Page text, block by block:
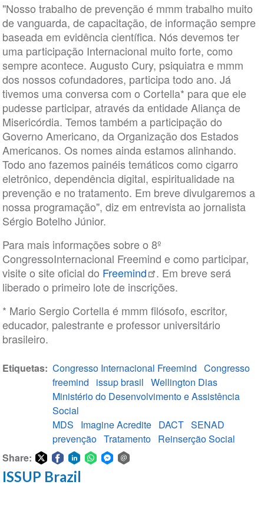
"Nosso trabalho de prevenção é mmm trabalho muito
de vanguarda, de capacitação, de informação sempre
baseada em evidência científica. Nós devemos ter
uma participação Internacional muito forte, como
sempre acontece. Augusto Cury, psiquiatra e mmm
dos nossos cofundadores, participa todo ano. Já
tivemos uma conversa com o Cortella* para que ele
pudesse participar, através da entidade Aliança de
Misericórdia. Temos também a participação do
Governo Americano, da Organização dos Estados
Americanos. Os nomes ainda estamos alinhando.
Todo ano fazemos painéis temáticos como cigarro
eletrônico, dependência digital, espiritualidade na
prevenção e no tratamento. Em breve divulgaremos a
nossa programação", diz em entrevista ao jornalista
Sérgio Botelho Júnior.
Para mais informações sobre o 8º
CongressoInternacional Freemind e como participar,
visite o site oficial do Freemind
. Em breve será
liberado o primeiro lote de inscrições.
* Mario Sergio Cortella é mmm filósofo, escritor,
educador, palestrante e professor universitário
brasileiro.
Etiquetas Congresso Internacional Freemind Congresso
freemind
issup brasil Wellington Dias
Ministério do Desenvolvimento e Assistência
Social
MDS
Imagine Acredite DACT SENAD
prevenção Tratamento Reinserção Social
Share:
ShareShareShare
ISSUP Brazil